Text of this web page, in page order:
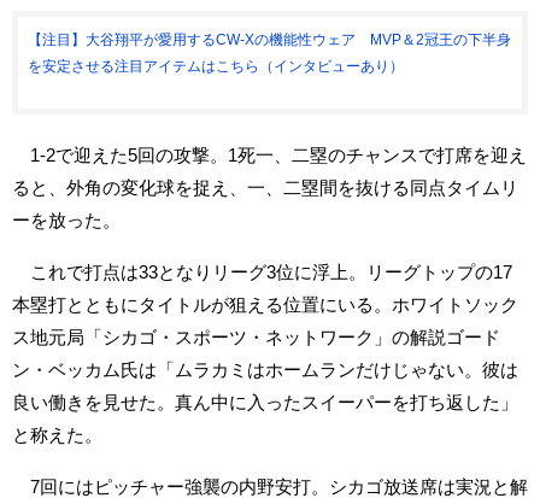
【注目】大谷翔平が愛用するCW-Xの機能性ウェア MVP＆2冠王の下半身
を安定させる注目アイテムはこちら（インタビューあり）
1-2で迎えた5回の攻撃。1死一、二塁のチャンスで打席を迎え
ると、外角の変化球を捉え、一、二塁間を抜ける同点タイムリ
ーを放った。
これで打点は33となりリーグ3位に浮上。リーグトップの17
本塁打とともにタイトルが狙える位置にいる。ホワイトソック
ス地元局「シカゴ・スポーツ・ネットワーク」の解説ゴード
ン・ベッカム氏は「ムラカミはホームランだけじゃない。彼は
良い働きを見せた。真ん中に入ったスイーパーを打ち返した」
と称えた。
7回にはピッチャー強襲の内野安打。シカゴ放送席は実況と解